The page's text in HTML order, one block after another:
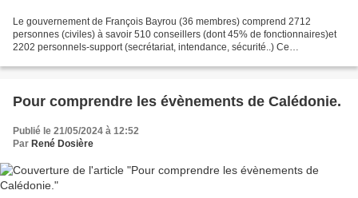
Le gouvernement de François Bayrou (36 membres) comprend 2712
personnes (civiles) à savoir 510 conseillers (dont 45% de fonctionnaires)et
2202 personnels-support (secrétariat, intendance, sécurité..) Ce
Pour comprendre les évènements de Calédonie.
Publié le 21/05/2024 à 12:52
Par René Dosière